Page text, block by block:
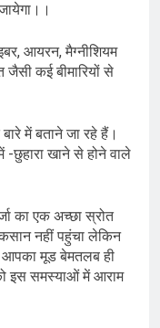
आयरन, मैग्नीशियम
कई बीमारियों से
में बताने जा रहे हैं।
खाने से होने वाले
का एक अच्छा स्रोत
नहीं पहुंचा लेकिन
आपका मूड बेमतलब ही
इस समस्याओं में आराम